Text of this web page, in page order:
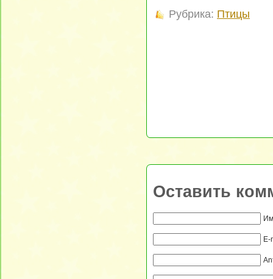
Рубрика: Птицы
Оставить
E-